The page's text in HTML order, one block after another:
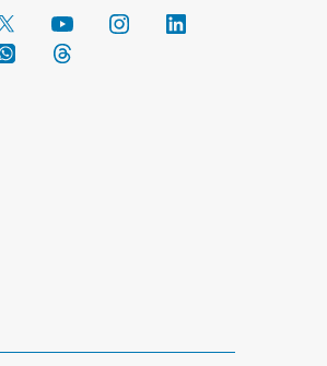
YouTube Instagram
WhatsApp